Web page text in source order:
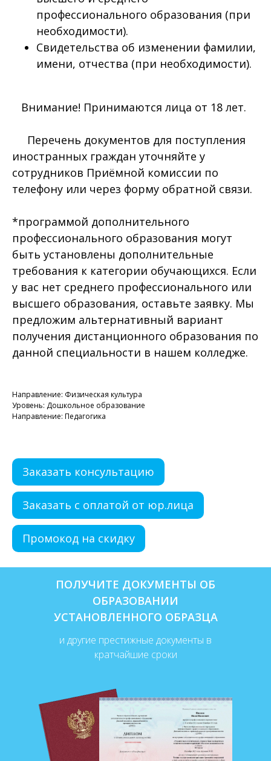
профессионального образования (при
необходимости).
Свидетельства об изменении фамилии,
имени, отчества (при необходимости).
Внимание! Принимаются лица от 18 лет.
Перечень документов для поступления
иностранных граждан уточняйте у
сотрудников Приёмной комиссии по
телефону или через форму обратной связи.
*программой дополнительного
профессионального образования могут
быть установлены дополнительные
требования к категории обучающихся. Если
у вас нет среднего профессионального или
высшего образования, оставьте заявку. Мы
предложим альтернативный вариант
получения дистанционного образования по
данной специальности в нашем колледже.
Направление: Физическая культура
Уровень: Дошкольное образование
Направление: Педагогика
Заказать консультацию
Заказать с оплатой от юр.лица
Промокод на скидку
и другие престижные документы в
кратчайшие сроки
ПОЛУЧИТЕ ДОКУМЕНТЫ ОБ
ОБРАЗОВАНИИ
УСТАНОВЛЕННОГО ОБРАЗЦА